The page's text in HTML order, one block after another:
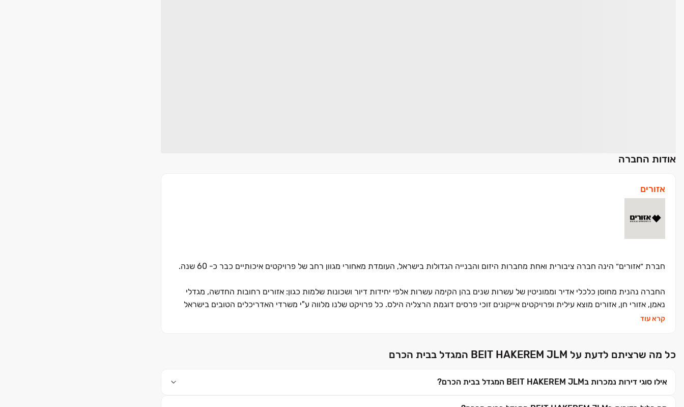
אודות החברה
אזורים
חברת ״אזורים״ הינה חברה ציבורית ואחת מחברות היזום והבנייה הגדולות בישראל, העומדת מאחורי מגוון רחב של פרויקטים איכותיים כבר כ- 60 שנה.
החברה נהנית מחוסן כלכלי אדיר וממוניטין של עשרות שנים בהן הקימה עשרות אלפי יחידות דיור ושכונות שלמות כגון: אזורים רחובות החדשה, מגדלי
נאמן, אזורי חן, אזורים מוצא עילית ופרויקטים אייקונים זוכי פרסים דוגמת הרצליה הילס. כל פרויקט שלנו מלווה ע"י משרדי האדריכלים הטובים בישראל
ובכל פרויקט אנו שואפים לחדשנות תכנונית, סטנדרט ביצוע גבוה ביותר ולבניה בסביבה בת קיימא.
חיים גבוהה וחוויית מגורים חדשה ומרגשת.
קרא עוד
כל מה שרציתם לדעת על BEIT HAKEREM JLM המגדל בבית הכרם
אילו סוגי דירות נמכרות בBEIT HAKEREM JLM המגדל בבית הכרם?